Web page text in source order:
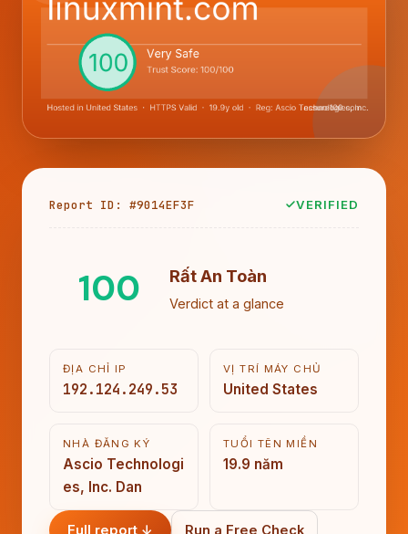
Report ID: #9014EF3F VERIFIED
100 Rất An Toàn
Verdict at a glance
ĐỊA CHỈ IP
192.124.249.53
VỊ TRÍ MÁY CHỦ
United States
NHÀ ĐĂNG KÝ
Ascio Technologi
es, Inc. Dan
TUỔI TÊN MIỀN
19.9 năm
Full report ↓ Run a Free Check